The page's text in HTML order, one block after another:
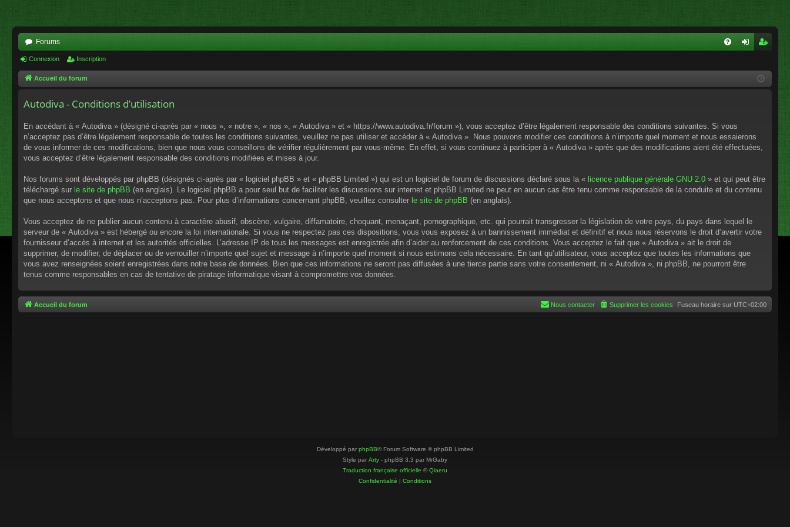
Forums
cri
Connexion Inscription
Accueil du forum
Autodiva - Conditions d’utilisation
En accédant à « Autodiva » (désigné ci-après par « nous », « notre », « nos », « Autodiva » et « https://www.autodiva.fr/forum »), vous acceptez d’être légalement responsable des conditions suivantes. Si vous
n’acceptez pas d’être légalement responsable de toutes les conditions suivantes, veuillez ne pas utiliser et accéder à « Autodiva ». Nous pouvons modifier ces conditions à n’importe quel moment et nous essaierons
de vous informer de ces modifications, bien que nous vous conseillons de vérifier régulièrement par vous-même. En effet, si vous continuez à participer à « Autodiva » après que des modifications aient été effectuées,
vous acceptez d’être légalement responsable des conditions modifiées et mises à jour.
Nos forums sont développés par phpBB (désignés ci-après par « logiciel phpBB » et « phpBB Limited ») qui est un logiciel de forum de discussions déclaré sous la « licence publique générale GNU 2.0 » et qui peut être
téléchargé sur le site de phpBB (en anglais). Le logiciel phpBB a pour seul but de faciliter les discussions sur internet et phpBB Limited ne peut en aucun cas être tenu comme responsable de la conduite et du contenu
que nous acceptons et que nous n’acceptons pas. Pour plus d’informations concernant phpBB, veuillez consulter le site de phpBB (en anglais).
Vous acceptez de ne publier aucun contenu à caractère abusif, obscène, vulgaire, diffamatoire, choquant, menaçant, pornographique, etc. qui pourrait transgresser la législation de votre pays, du pays dans lequel le
serveur de « Autodiva » est hébergé ou encore la loi internationale. Si vous ne respectez pas ces dispositions, vous vous exposez à un bannissement immédiat et définitif et nous nous réservons le droit d’avertir votre
fournisseur d’accès à internet et les autorités officielles. L’adresse IP de tous les messages est enregistrée afin d’aider au renforcement de ces conditions. Vous acceptez le fait que « Autodiva » ait le droit de
supprimer, de modifier, de déplacer ou de verrouiller n’importe quel sujet et message à n’importe quel moment si nous estimons cela nécessaire. En tant qu’utilisateur, vous acceptez que toutes les informations que
vous avez renseignées soient enregistrées dans notre base de données. Bien que ces informations ne seront pas diffusées à une tierce partie sans votre consentement, ni « Autodiva », ni phpBB, ne pourront être
tenus comme responsables en cas de tentative de piratage informatique visant à compromettre vos données.
Accueil du forum Fuseau horaire sur UTC+02:00
Supprimer les cookies
Nous contacter
Développé par phpBB® Forum Software © phpBB Limited
Style par Arty - phpBB 3.3 par MrGaby
Traduction française officielle ©Qiaeru
Confidentialité | Conditions